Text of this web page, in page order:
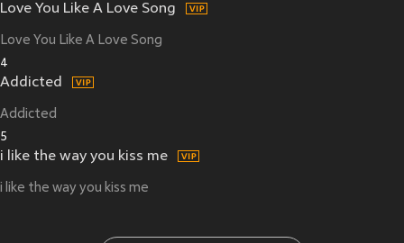
Love You Like A Love Song
Love You Like A Love Song
4
Addicted
Addicted
5
i like the way you kiss me
i like the way you kiss me